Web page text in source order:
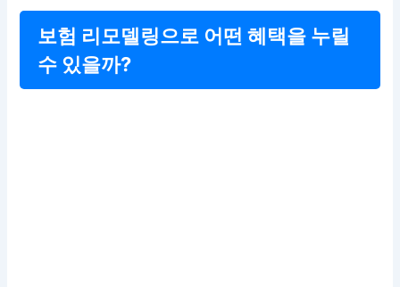
보험 리모델링으로 어떤 혜택을 누릴
수 있을까?